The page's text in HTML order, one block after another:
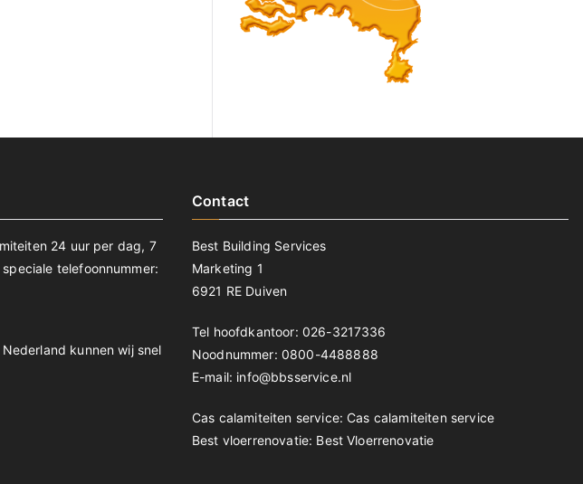
24 uur per dag, 7
telefoonnummer:
kunnen wij snel
Contact
Best Building Services
Marketing 1
6921 RE Duiven
Tel hoofdkantoor: 026-3217336
Noodnummer: 0800-4488888
E-mail: info@bbsservice.nl
Cas calamiteiten service: Cas calamiteiten service
Best vloerrenovatie: Best Vloerrenovatie